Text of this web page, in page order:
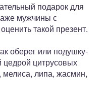
подарок для
мужчины с
такой презент.
оберег или подушку-
цедрой цитрусовых
мелиса, липа, жасмин,